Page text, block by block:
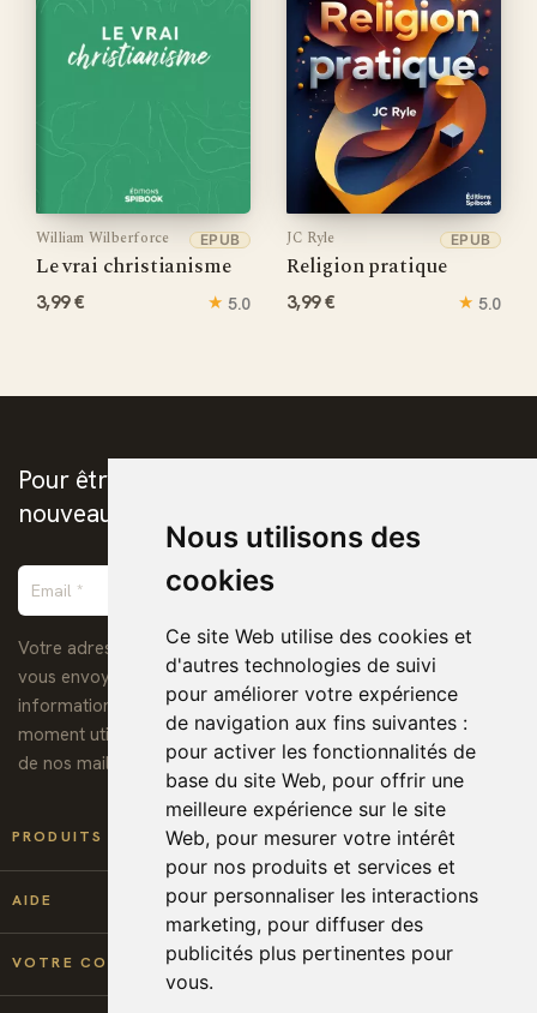
Nous utilisons des
cookies
Ce site Web utilise des cookies et
d'autres technologies de suivi
pour améliorer votre expérience
de navigation aux fins suivantes :
pour activer les fonctionnalités de
base du site Web, pour offrir une
meilleure expérience sur le site
Web, pour mesurer votre intérêt
pour nos produits et services et
pour personnaliser les interactions
marketing, pour diffuser des
publicités plus pertinentes pour
vous.
William Wilberforce
Le vrai christianisme
EPUB
3,99 € ★ 5.0
JC Ryle
Religion pratique
EPUB
3,99 € ★ 5.0
Pour être prévenus de la publication des
nouveaux ebooks chrétiens
Votre adresse de messagerie est uniquement utilisée pour
vous envoyer notre lettre d'information ainsi que des
informations concernant nos activités. Vous pouvez à tout
moment utiliser le lien de désabonnement intégré dans chacun
de nos mails.
PRODUITS
AIDE
VOTRE COMPTE